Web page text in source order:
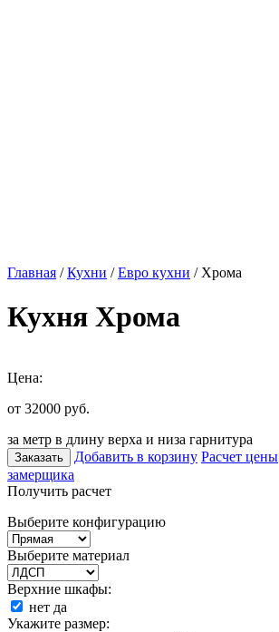
Главная /Кухни /Евро кухни / Хрома
Кухня Хрома
Цена:
от 32000 руб.
за метр в длину верха и низа гарнитура
Заказать Добавить в корзину Расчет цены
замерщика
Получить расчет
Выберите конфигурацию
Выберите материал
Верхние шкафы:
нет да
Укажите размер: